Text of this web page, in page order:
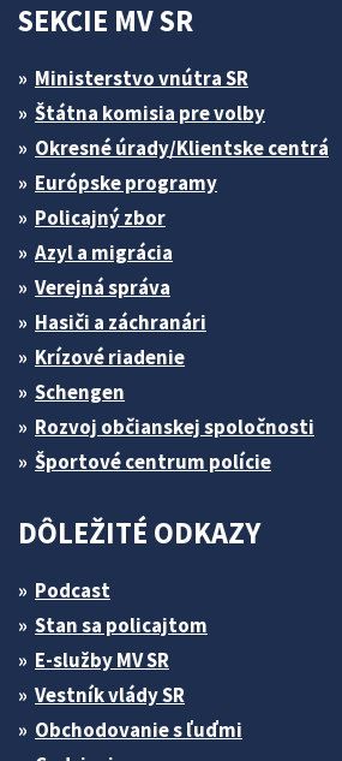
SEKCIE MV SR
Ministerstvo vnútra SR
Štátna komisia pre volby
Okresné úrady/Klientske centrá
Európske programy
Policajný zbor
Azyl a migrácia
Verejná správa
Hasiči a záchranári
Krízové riadenie
Schengen
Rozvoj občianskej spoločnosti
Športové centrum polície
DÔLEŽITÉ ODKAZY
Podcast
Stan sa policajtom
E-služby MV SR
Vestník vlády SR
Obchodovanie s ľuďmi